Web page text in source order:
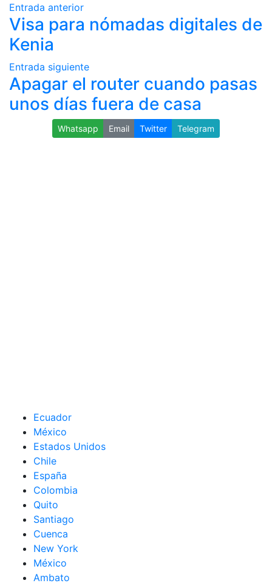
Entrada anterior
Visa para nómadas digitales de
Kenia
Entrada siguiente
Apagar el router cuando pasas
unos días fuera de casa
Whatsapp Email Twitter Telegram
Ecuador
México
Estados Unidos
Chile
España
Colombia
Quito
Santiago
Cuenca
New York
México
Ambato